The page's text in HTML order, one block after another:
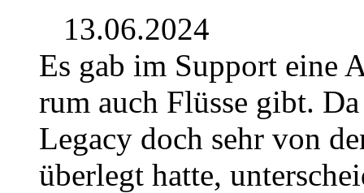
13.06.2024
Es gab im Support eine
rum auch Flüsse gibt.
Legacy doch sehr von
überlegt hatte,